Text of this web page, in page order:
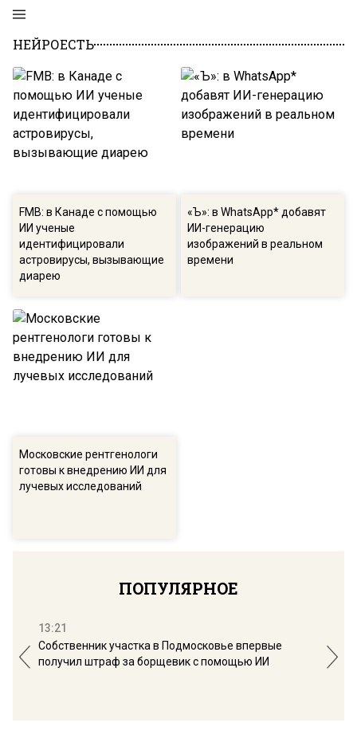
НЕЙРОЕСТЬ
FMB: в Канаде с помощью
ИИ ученые
идентифицировали
астровирусы, вызывающие
диарею
«Ъ»: в WhatsApp* добавят
ИИ-генерацию
изображений в реальном
времени
Московские рентгенологи
готовы к внедрению ИИ для
лучевых исследований
ПОПУЛЯРНОЕ
13:21
Собственник участка в Подмосковье впервые
получил штраф за борщевик с помощью ИИ